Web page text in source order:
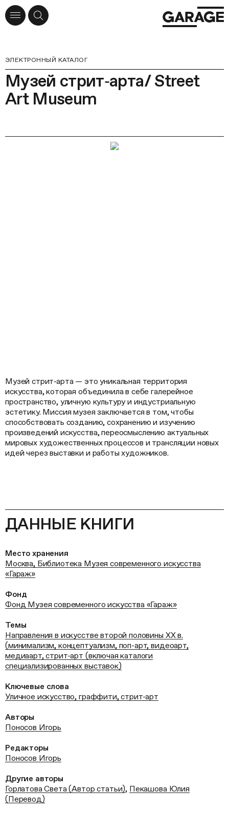
ЭЛЕКТРОННЫЙ КАТАЛОГ
Музей стрит‑арта/ Street
Art Museum
Музей стрит‑арта — это уникальная территория
искусства, которая объединила в себе галерейное
пространство, уличную культуру и индустриальную
эстетику. Миссия музея заключается в том, чтобы
способствовать созданию, сохранению и изучению
произведений искусства, переосмыслению актуальных
мировых художественных процессов и трансляции новых
идей через выставки и работы художников.
ДАННЫЕ КНИГИ
Место хранения
Москва, Библиотека Музея современного искусства
«Гараж»
Фонд
Фонд Музея современного искусства «Гараж»
Темы
Направления в искусстве второй половины ХХ в.
(минимализм, концептуализм, поп-арт, видеоарт,
медиаарт, стрит-арт (включая каталоги
специализированных выставок)
Ключевые слова
Уличное искусство, граффити, стрит-арт
Авторы
Поносов Игорь
Редакторы
Поносов Игорь
Другие авторы
Горлатова Света (Автор статьи), Пекашова Юлия
(Перевод)